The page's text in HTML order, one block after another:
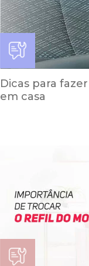
Dicas para
em casa